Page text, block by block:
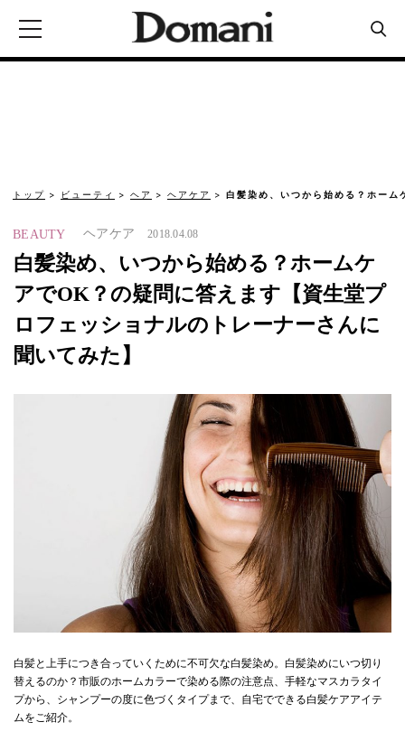
トップ ビューティ ヘア ヘアケア 白髪染め、いつから始める？ホー
BEAUTY ヘアケア 2018.04.08
白髪染め、いつから始める？ホームケ
アでOK？の疑問に答えます【資生堂プ
ロフェッショナルのトレーナーさんに
聞いてみた】
白髪と上手につき合っていくために不可欠な白髪染め。白髪染めにいつ切り
替えるのか？市販のホームカラーで染める際の注意点、手軽なマスカラタイ
プから、シャンプーの度に色づくタイプまで、自宅でできる白髪ケアアイテ
ムをご紹介。